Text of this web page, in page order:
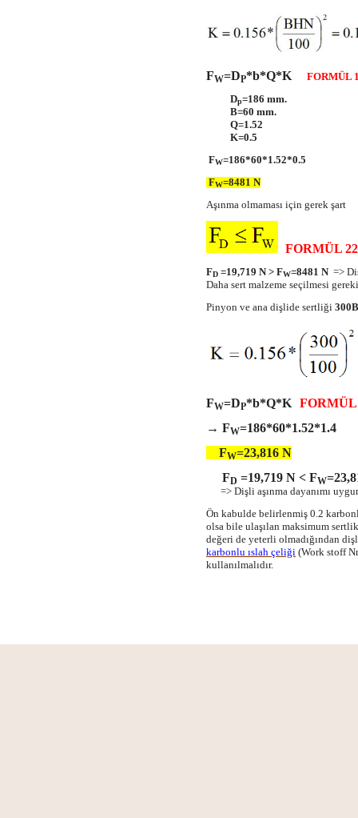
FW=DP*b*Q*K
FORMÜL
Dp=186 mm.
B=60 mm.
Q=1.52
K=0.5
FW=186*60*1.52*0.5
FW=8481 N
Aşınma olmaması için gerek şart
FORMÜL 22
FD =19,719 N > FW=8481 N =>
Daha sert malzeme seçilmesi
Pinyon ve ana dişlide sertliği
FW=DP*b*Q*K FORMÜL
→ FW=186*60*1.52*1.4
FW=23,816 N
FD =19,719 N < FW
=> Dişli aşınma dayanımı
Ön kabulde belirlenmiş 0.2
olsa bile ulaşılan maksimum
değeri de yeterli olmadığından
karbonlu ıslah çeliği (Work stoff
kullanılmalıdır.